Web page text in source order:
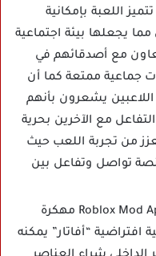
اللعبة بإمكانية
مما يجعلها بيئة اجتماعية
مع أصدقائهم في
جماعية ممتعة كما أن
يشعرون بأنهم
مع الآخرين بحرية
من تجربة اللعب حيث
تواصل وتفاعل بين
بعد تحميل Roblox Mod Apk مهكرة
“أفاتار” يمكنه